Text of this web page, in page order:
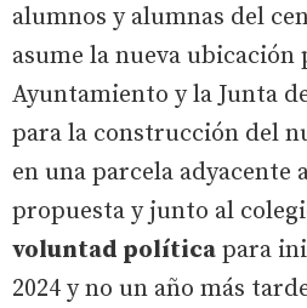
alumnos y alumnas del
asume la nueva ubicación
Ayuntamiento y la Junta
para la construcción del
en una parcela adyacente
propuesta y junto al
voluntad política para
2024 y no un año más